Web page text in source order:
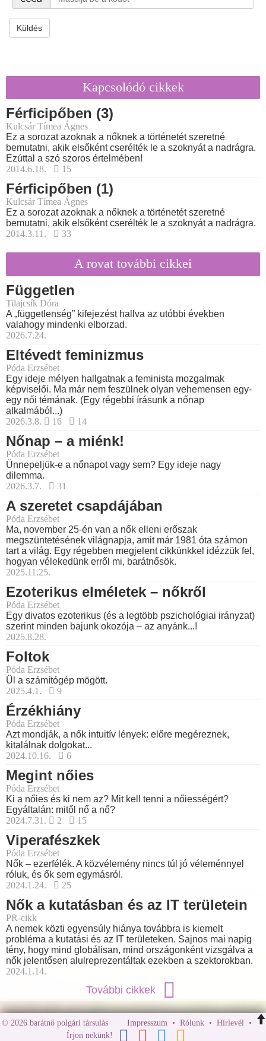
Küldés
Kapcsolódó cikkek
Férficipőben (3)
Kulcsár Tímea Ágnes
Ez a sorozat azoknak a nőknek a történetét szeretné
bemutatni, akik elsőként cserélték le a szoknyát a nadrágra.
Ezúttal a szó szoros értelmében!
2014.6.18.
15
Férficipőben (1)
Kulcsár Tímea Ágnes
Ez a sorozat azoknak a nőknek a történetét szeretné
bemutatni, akik elsőként cserélték le a szoknyát a nadrágra.
2014.3.11.
33
A rovat további cikkei
Független
Tilajcsík Dóra
A „függetlenség” kifejezést hallva az utóbbi években
valahogy mindenki elborzad.
2026.7.24.
Eltévedt feminizmus
Póda Erzsébet
Egy ideje mélyen hallgatnak a feminista mozgalmak
képviselői. Ma már nem feszülnek olyan vehemensen egy-
egy női témának. (Egy régebbi írásunk a nőnap
alkalmából...)
2026.3.8.
16 14
Nőnap – a miénk!
Póda Erzsébet
Ünnepeljük-e a nőnapot vagy sem? Egy ideje nagy
dilemma.
2026.3.7.
31
A szeretet csapdájában
Póda Erzsébet
Ma, november 25-én van a nők elleni erőszak
megszüntetésének világnapja, amit már 1981 óta számon
tart a világ. Egy régebben megjelent cikkünkkel idézzük fel,
hogyan vélekedünk erről mi, barátnősök.
2025.11.25.
Ezoterikus elméletek – nőkről
Póda Erzsébet
Egy divatos ezoterikus (és a legtöbb pszichológiai irányzat)
szerint minden bajunk okozója – az anyánk...!
2025.8.28.
Foltok
Póda Erzsébet
Ül a számítógép mögött.
2025.4.1.
9
Érzékhiány
Póda Erzsébet
Azt mondják, a nők intuitív lények: előre megéreznek,
kitalálnak dolgokat...
2024.10.16.
6
Megint nőies
Póda Erzsébet
Ki a nőies és ki nem az? Mit kell tenni a nőiességért?
Egyáltalán: mitől nő a nő?
2024.7.31.
2 15
Viperafészkek
Póda Erzsébet
Nők – ezerfélék. A közvélemény nincs túl jó véleménnyel
róluk, és ők sem egymásról.
2024.1.24.
25
Nők a kutatásban és az IT területein
PR-cikk
A nemek közti egyensúly hiánya továbbra is kiemelt
probléma a kutatási és az IT területeken. Sajnos mai napig
tény, hogy mind globálisan, mind országonként vizsgálva a
nők jelentősen alulreprezentáltak ezekben a szektorokban.
2024.1.14.
További cikkek
© 2026 barátnő polgári társulás Impresszum • Rólunk• Hírlevél •
Írjon nekünk!